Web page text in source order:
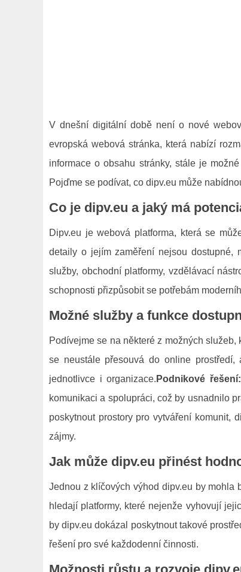
V dnešní digitální době není o nové
evropská webová stránka, která nabízí
informace o obsahu stránky, stále je
Pojďme se podívat, co dipv.eu může
Co je dipv.eu a jaký má
Dipv.eu je webová platforma, která se
detaily o jejím zaměření nejsou dostupné,
služby, obchodní platformy, vzdělávací
schopnosti přizpůsobit se potřebám
Možné služby a funkce
Podívejme se na některé z možných služeb,
se neustále přesouvá do online
jednotlivce i organizace. Podnikové řešení:
komunikaci a spolupráci, což by usnadnilo
poskytnout prostory pro vytváření komunit,
zájmy.
Jak může dipv.eu přinést
Jednou z klíčových výhod dipv.eu by mohla
hledají platformy, které nejenže vyhovují
by dipv.eu dokázal poskytnout takové
řešení pro své každodenní činnosti.